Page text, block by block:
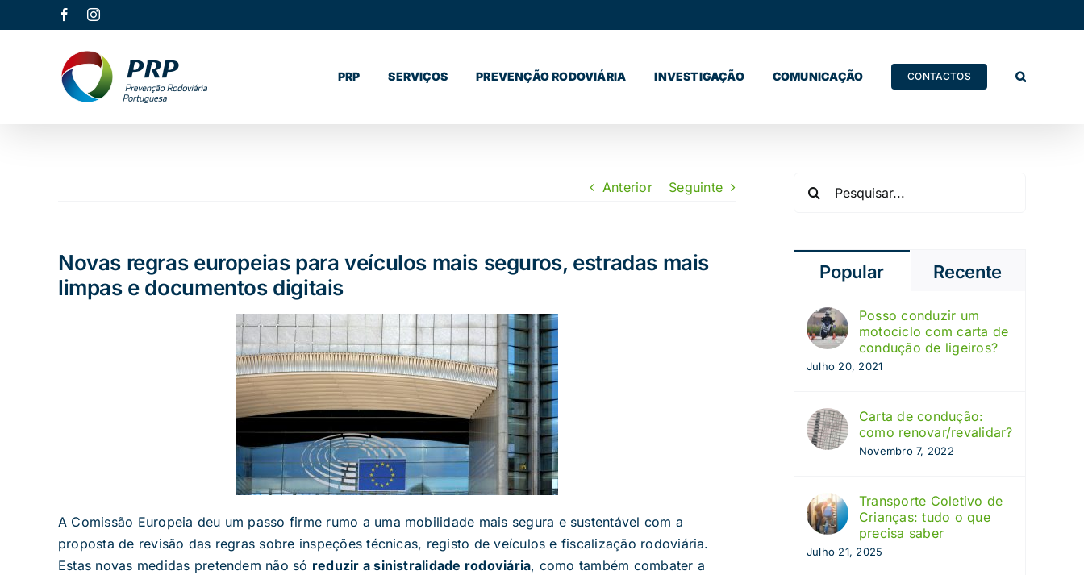
to
FacebookInstagram
PRP SERVIÇOS PREVENÇÃO RODOVIÁRIA INVESTIGAÇÃO COMUNICAÇÃO CONTACTOS
Anterior Seguinte
Novas regras europeias para veículos mais seguros, estradas mais
limpas e documentos digitais
A Comissão Europeia deu um passo firme rumo a uma mobilidade mais segura e sustentável com a
proposta de revisão das regras sobre inspeções técnicas, registo de veículos e fiscalização rodoviária.
Estas novas medidas pretendem não só reduzir a sinistralidade rodoviária, como também combater a
Popular Recente
Posso conduzir um
motociclo com carta de
condução de ligeiros?
Julho 20, 2021
Carta de condução:
como renovar/revalidar?
Novembro 7, 2022
Transporte Coletivo de
Crianças: tudo o que
precisa saber
Julho 21, 2025